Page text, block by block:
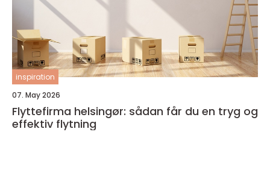
inspiration
07. May 2026
Flyttefirma helsingør: sådan får du en tryg og
effektiv flytning